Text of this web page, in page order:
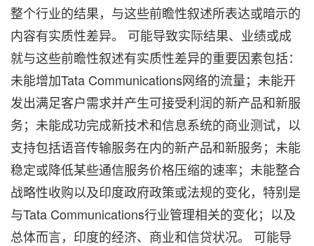
整个行业的结果，与这些前瞻性叙述所表达或暗示的
内容有实质性差异。 可能导致实际结果、业绩或成
就与这些前瞻性叙述有实质性差异的重要因素包括：
未能增加Tata Communications网络的流量；未能开
发出满足客户需求并产生可接受利润的新产品和新服
务；未能成功完成新技术和信息系统的商业测试，以
支持包括语音传输服务在内的新产品和新服务；未能
稳定或降低某些通信服务价格压缩的速率；未能整合
战略性收购以及印度政府政策或法规的变化，特别是
与Tata Communications行业管理相关的变化；以及
总体而言，印度的经济、商业和信贷状况。 可能导